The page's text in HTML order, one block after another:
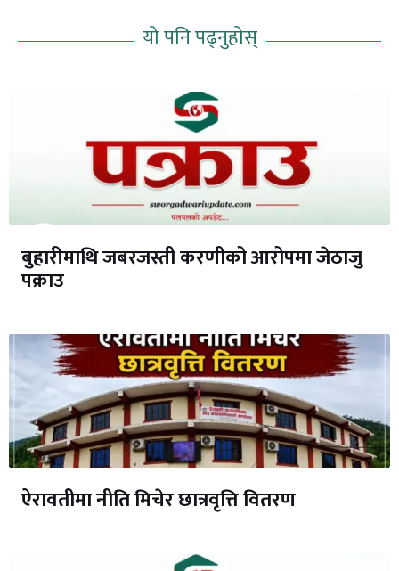
यो पनि पढ्नुहोस्
बुहारीमाथि जबरजस्ती करणीको आरोपमा जेठाजु
पक्राउ
ऐरावतीमा नीति मिचेर छात्रवृत्ति वितरण